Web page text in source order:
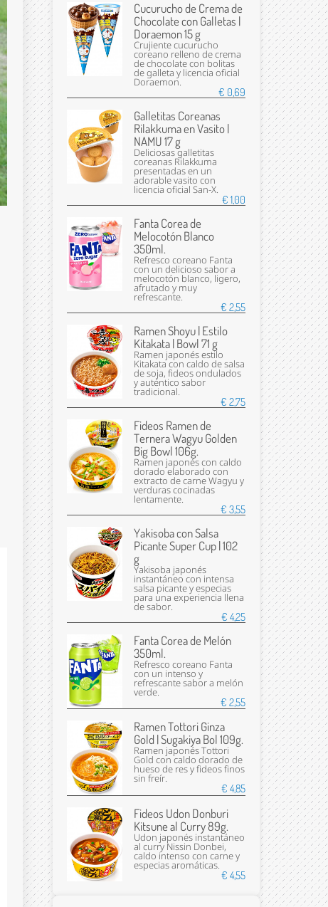
Cucurucho de Crema de
Chocolate con Galletas |
Doraemon 15 g
Crujiente cucurucho
coreano relleno de crema
de chocolate con bolitas
de galleta y licencia oficial
Doraemon.
€ 0,69
Galletitas Coreanas
Rilakkuma en Vasito |
NAMU 17 g
Deliciosas galletitas
coreanas Rilakkuma
presentadas en un
adorable vasito con
licencia oficial San-X.
€ 1,00
Fanta Corea de
Melocotón Blanco
350ml.
Refresco coreano Fanta
con un delicioso sabor a
melocotón blanco, ligero,
afrutado y muy
refrescante.
€ 2,55
Ramen Shoyu | Estilo
Kitakata | Bowl 71 g
Ramen japonés estilo
Kitakata con caldo de salsa
de soja, fideos ondulados
y auténtico sabor
tradicional.
€ 2,75
Fideos Ramen de
Ternera Wagyu Golden
Big Bowl 106g.
Ramen japonés con caldo
dorado elaborado con
extracto de carne Wagyu y
verduras cocinadas
lentamente.
€ 3,55
Yakisoba con Salsa
Picante Super Cup | 102
g
Yakisoba japonés
instantáneo con intensa
salsa picante y especias
para una experiencia llena
de sabor.
€ 4,25
Fanta Corea de Melón
350ml.
Refresco coreano Fanta
con un intenso y
refrescante sabor a melón
verde.
€ 2,55
Ramen Tottori Ginza
Gold | Sugakiya Bol 109g.
Ramen japonés Tottori
Gold con caldo dorado de
hueso de res y fideos finos
sin freír.
€ 4,85
Fideos Udon Donburi
Kitsune al Curry 89g.
Udon japonés instantáneo
al curry Nissin Donbei,
caldo intenso con carne y
especias aromáticas.
€ 4,55